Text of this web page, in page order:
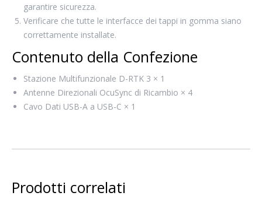
garantire sicurezza.
Verificare che tutte le interfacce dei tappi in gomma siano
correttamente installate.
Contenuto della Confezione
Stazione Multifunzionale D-RTK 3 × 1
Antenne Direzionali OcuSync di Ricambio × 4
Cavo Dati USB-A a USB-C × 1
Prodotti correlati